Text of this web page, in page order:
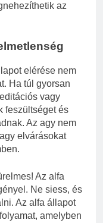
az
elérése nem
Ha túl gyorsan
vagy
feszültséget és
Az agy nem
elvárásokat
Az alfa
Ne siess, és
Az alfa állapot
amelyben